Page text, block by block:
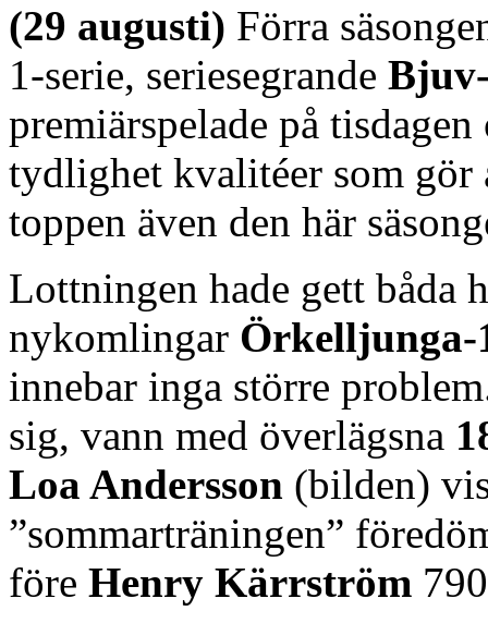
(29 augusti) Förra
1-serie, seriesegrande
premiärspelade på
tydlighet kvalitéer som gör
toppen även den här
Lottningen hade gett båda
nykomlingar Örkelljunga-
innebar inga större
sig, vann med överlägsna
Loa Andersson (bilden)
”sommarträningen”
före Henry Kärrström